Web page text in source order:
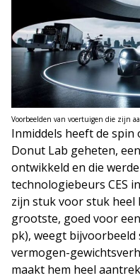
Voorbeelden van voertuigen die zijn
Inmiddels heeft de spin
Donut Lab geheten,
ontwikkeld en die
technologiebeurs CES
zijn stuk voor stuk heel
grootste, goed voor
pk), weegt bijvoorbeeld
vermogen-
maakt hem heel